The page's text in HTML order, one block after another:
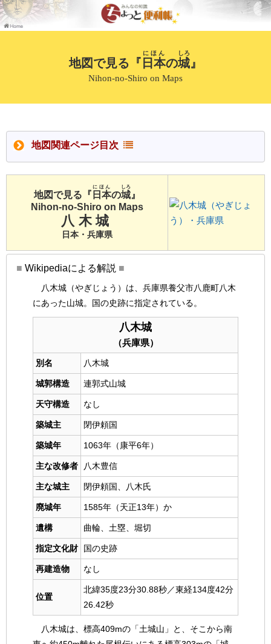
地図で見る『 日本
にほん
の城
しろ
』
Nihon-no-Shiro on Maps
地図関連ページ目次
地図で見る『 日本
にほん
の城
しろ
』
Nihon-no-Shiro on Maps
八木城
日本・兵庫県
■ Wikipediaによる解説 ■
八木城（やぎじょう）は、兵庫県養父市八鹿町八木
にあった山城。国の史跡に指定されている。
八木城
（兵庫県）
別名 八木城
城郭構造 連郭式山城
天守構造 なし
築城主 閉伊頼国
築城年 1063年（康平6年）
主な改修者 八木豊信
主な城主 閉伊頼国、八木氏
廃城年 1585年（天正13年）か
遺構 曲輪、土塁、堀切
指定文化財 国の史跡
再建造物 なし
位置
北緯35度23分30.88秒／東経134度42分
26.42秒
八木城は、標高409mの「土城山」と、そこから南